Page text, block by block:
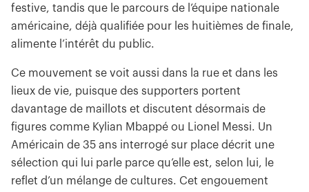
festive, tandis que le parcours de l’équipe nationale
américaine, déjà qualifiée pour les huitièmes de finale,
alimente l’intérêt du public.
Ce mouvement se voit aussi dans la rue et dans les
lieux de vie, puisque des supporters portent
davantage de maillots et discutent désormais de
figures comme Kylian Mbappé ou Lionel Messi. Un
Américain de 35 ans interrogé sur place décrit une
sélection qui lui parle parce qu’elle est, selon lui, le
reflet d’un mélange de cultures. Cet engouement